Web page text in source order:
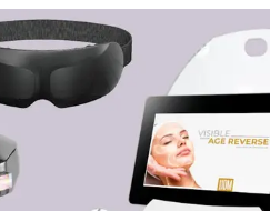
nav saistīta tikai ar aknu
saistīts, un tā
ko svarīgi atbalstīt nevis reizi